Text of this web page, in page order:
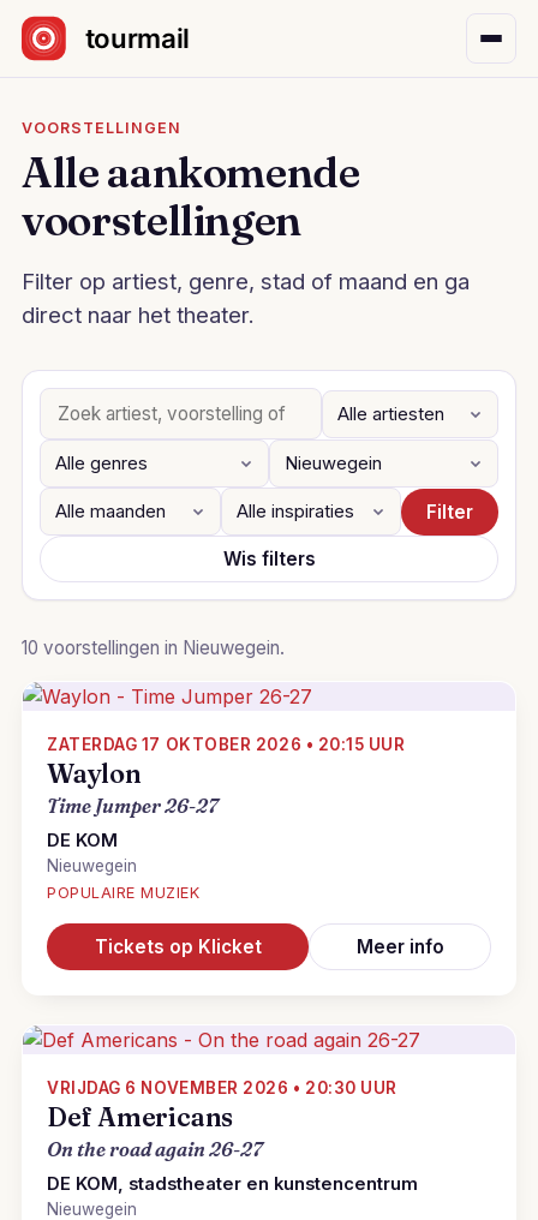
Sla navigatie over
VOORSTELLINGEN
Alle aankomende
voorstellingen
Filter op artiest, genre, stad of maand en ga
direct naar het theater.
Filter
Wis filters
10 voorstellingen in Nieuwegein.
ZATERDAG 17 OKTOBER 2026 • 20:15 UUR
Waylon
Time Jumper 26-27
DE KOM
Nieuwegein
POPULAIRE MUZIEK
Tickets op Klicket Meer info
VRIJDAG 6 NOVEMBER 2026 • 20:30 UUR
Def Americans
On the road again 26-27
DE KOM, stadstheater en kunstencentrum
Nieuwegein